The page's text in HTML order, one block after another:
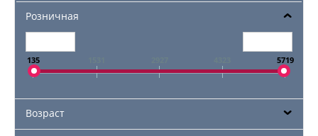
Розничная
135 5719
Возраст